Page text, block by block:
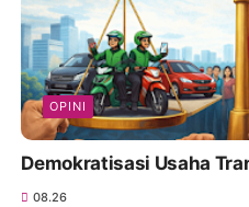
OPINI
Demokratisasi Usaha
08.26